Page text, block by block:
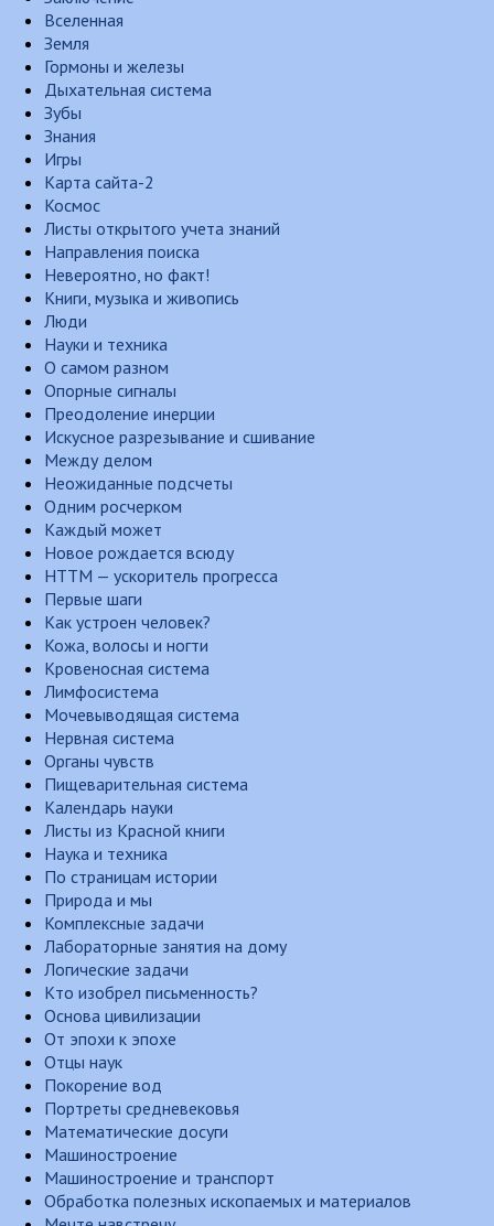
Вселенная
Земля
Гормоны и железы
Дыхательная система
Зубы
Знания
Игры
Карта сайта-2
Космос
Листы открытого учета знаний
Направления поиска
Невероятно, но факт!
Книги, музыка и живопись
Люди
Науки и техника
О самом разном
Опорные сигналы
Преодоление инерции
Искусное разрезывание и сшивание
Между делом
Неожиданные подсчеты
Одним росчерком
Каждый может
Новое рождается всюду
НТТМ — ускоритель прогресса
Первые шаги
Как устроен человек?
Кожа, волосы и ногти
Кровеносная система
Лимфосистема
Мочевыводящая система
Нервная система
Органы чувств
Пищеварительная система
Календарь науки
Листы из Красной книги
Наука и техника
По страницам истории
Природа и мы
Комплексные задачи
Лабораторные занятия на дому
Логические задачи
Кто изобрел письменность?
Основа цивилизации
От эпохи к эпохе
Отцы наук
Покорение вод
Портреты средневековья
Математические досуги
Машиностроение
Машиностроение и транспорт
Обработка полезных ископаемых и материалов